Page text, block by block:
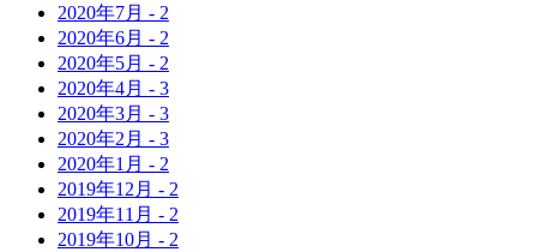
2020年7月 - 2
2020年6月 - 2
2020年5月 - 2
2020年4月 - 3
2020年3月 - 3
2020年2月 - 3
2020年1月 - 2
2019年12月 - 2
2019年11月 - 2
2019年10月 - 2